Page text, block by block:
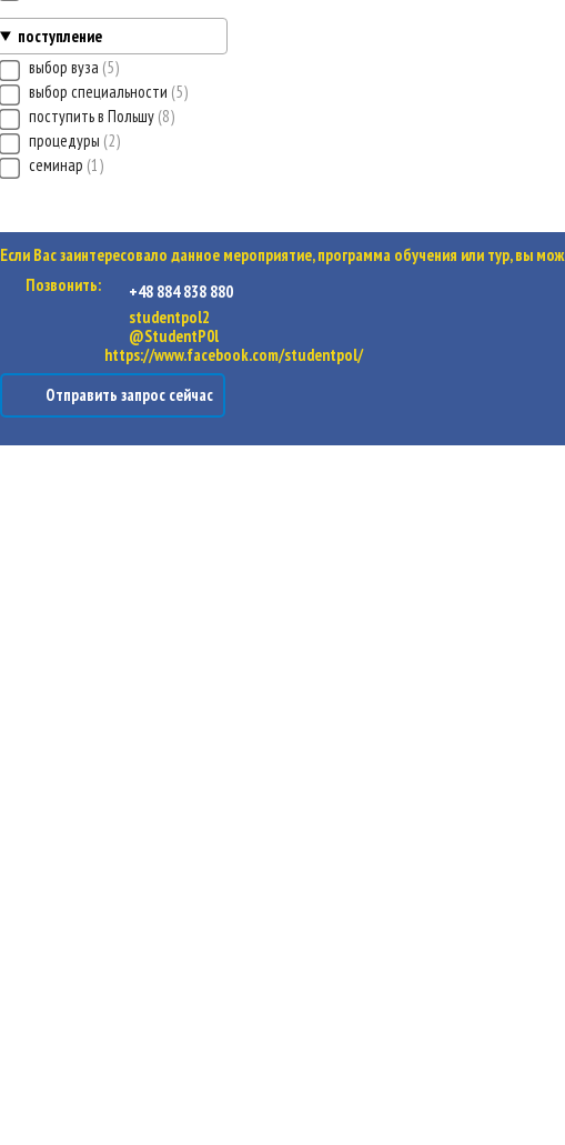
поступление
выбор вуза 5
выбор специальности 5
поступить в Польшу 8
процедуры 2
семинар 1
Если Вас заинтересовало данное мероприятие, программа обучения или тур, вы
Позвонить:
+48 884 838 880
studentpol2
@StudentP0l
https://www.facebook.com/studentpol/
Отправить запрос сейчас